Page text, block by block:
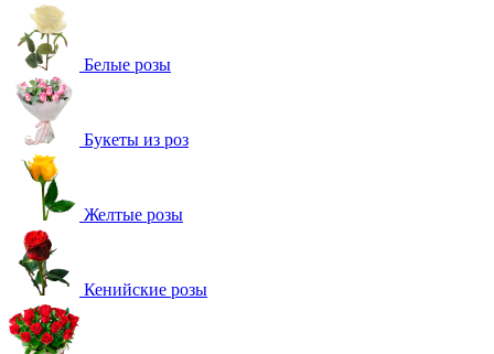
Белые розы
Букеты из роз
Желтые розы
Кенийские розы